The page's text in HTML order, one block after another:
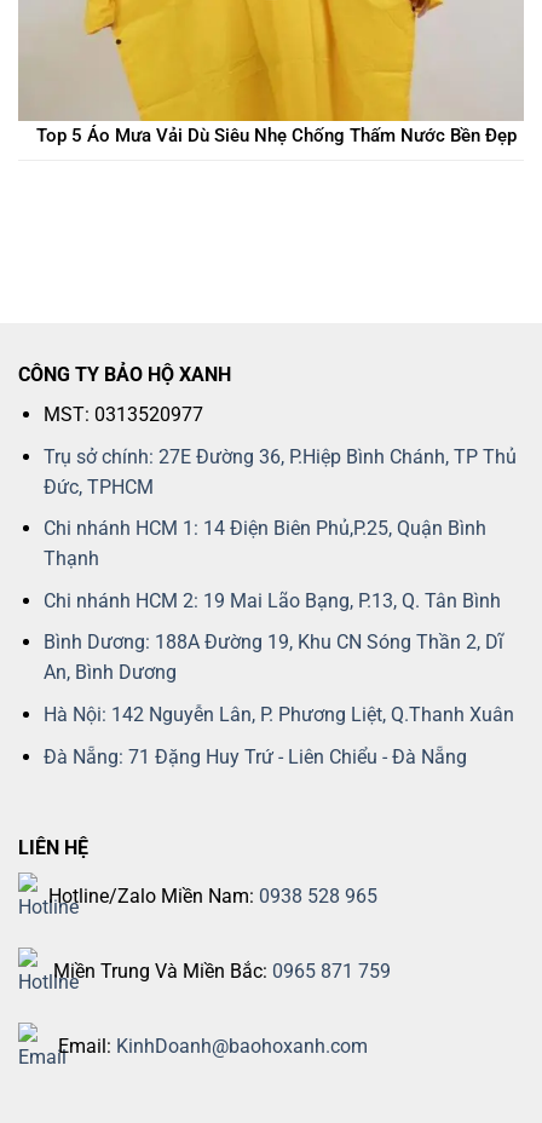
Top 5 Áo Mưa Vải Dù Siêu Nhẹ Chống Thấm Nước Bền Đẹp
CÔNG TY BẢO HỘ XANH
MST: 0313520977
Trụ sở chính: 27E Đường 36, P.Hiệp Bình Chánh, TP Thủ
Đức, TPHCM
Chi nhánh HCM 1: 14 Điện Biên Phủ,P.25, Quận Bình
Thạnh
Chi nhánh HCM 2: 19 Mai Lão Bạng, P.13, Q. Tân Bình
Bình Dương: 188A Đường 19, Khu CN Sóng Thần 2, Dĩ
An, Bình Dương
Hà Nội: 142 Nguyễn Lân, P. Phương Liệt, Q.Thanh Xuân
Đà Nẵng: 71 Đặng Huy Trứ - Liên Chiểu - Đà Nẵng
LIÊN HỆ
Hotline/Zalo Miền Nam: 0938 528 965
Miền Trung Và Miền Bắc: 0965 871 759
Email: KinhDoanh@baohoxanh.com